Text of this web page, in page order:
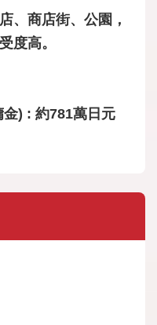
、商店街、公園，
度高。
) : 約781萬日元